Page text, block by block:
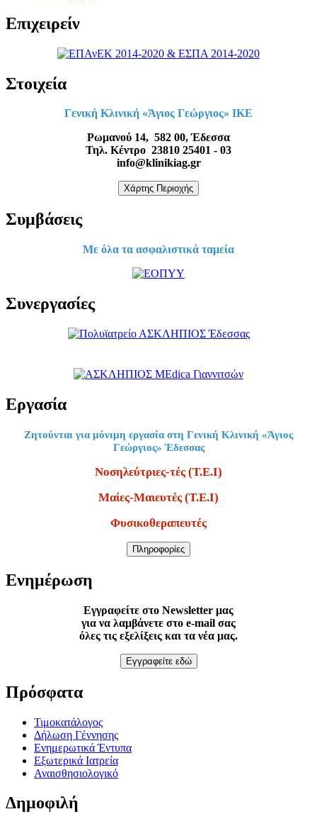
Επιχειρείν
Στοιχεία
Γενική Κλινική «Άγιος Γεώργιος» ΙΚΕ
Ρωμανού 14, 582 00, Έδεσσα
Τηλ. Κέντρο 23810 25401 - 03
info@klinikiag.gr
Χάρτης Περιοχής
Συμβάσεις
Με όλα τα ασφαλιστικά ταμεία
Συνεργασίες
Εργασία
Ζητούνται για μόνιμη εργασία στη Γενική Κλινική «Άγιος
Γεώργιος» Έδεσσας
Νοσηλεύτριες-τές (Τ.Ε.Ι)
Μαίες-Μαιευτές (Τ.Ε.Ι)
Φυσικοθεραπευτές
Πληροφορίες
Ενημέρωση
Εγγραφείτε στο Newsletter μας
για να λαμβάνετε στο e-mail σας
όλες τις εξελίξεις και τα νέα μας.
Εγγραφείτε εδώ
Πρόσφατα
Τιμοκατάλογος
Δήλωση Γέννησης
Ενημερωτικά Έντυπα
Εξωτερικά Ιατρεία
Αναισθησιολογικό
Δημοφιλή